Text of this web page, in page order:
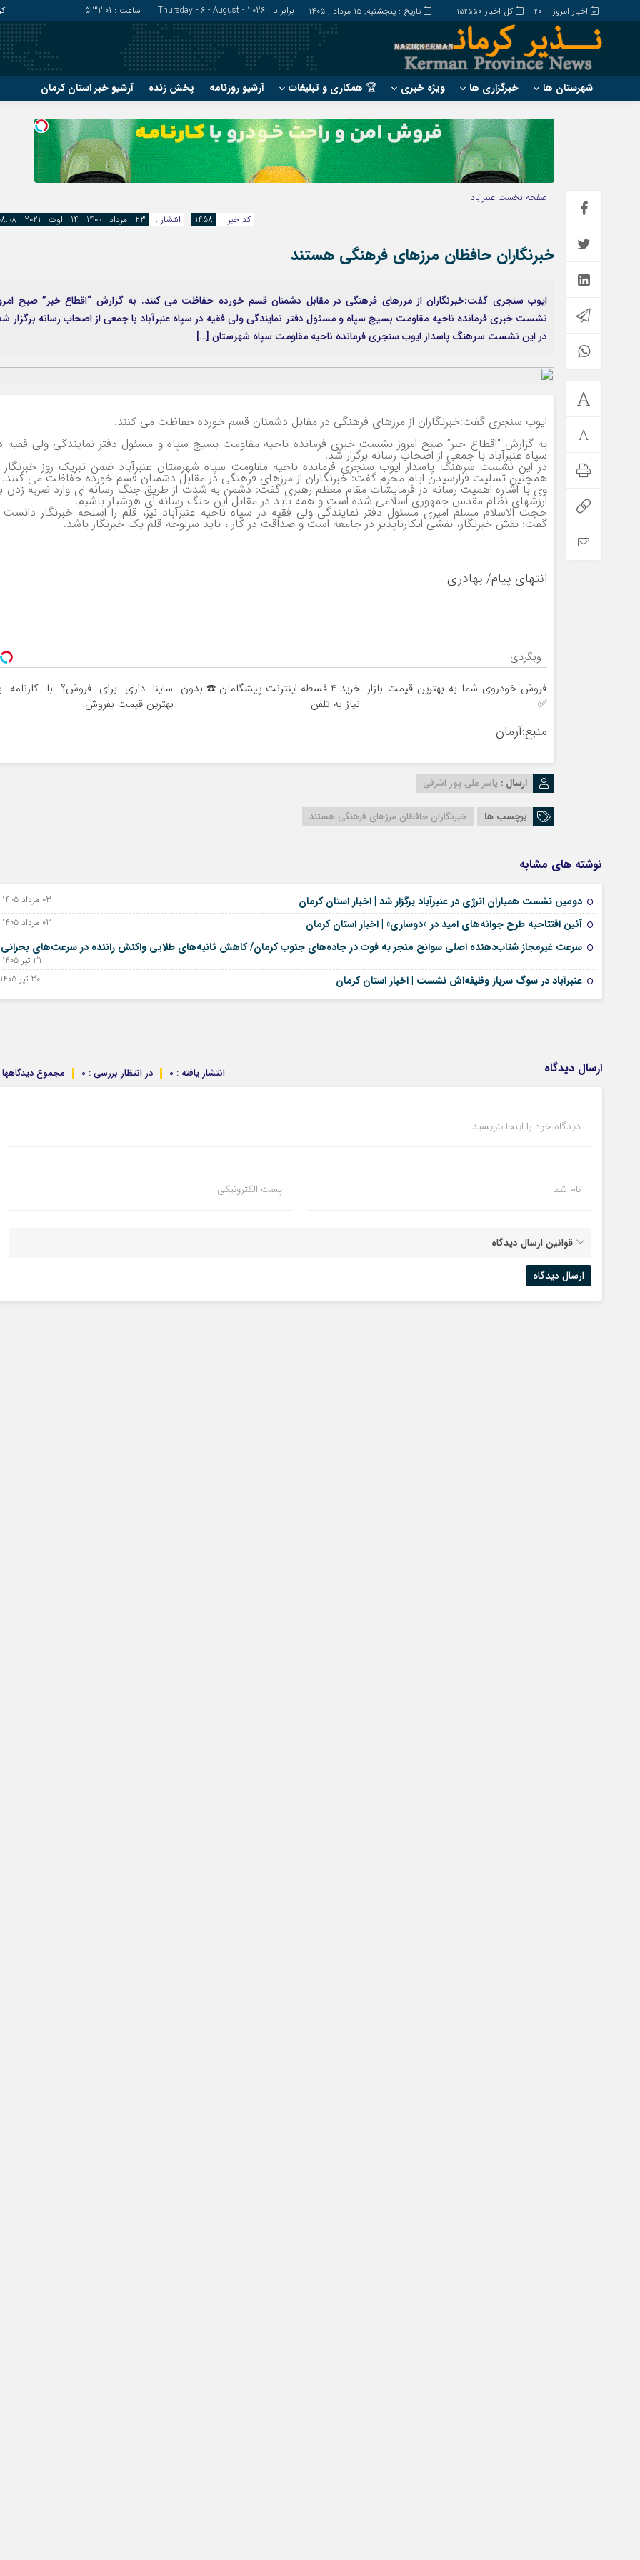
کل اخبار 152550 اخبار امروز : 20 تاریخ : پنجشنبه, ۱۵ مرداد , ۱۴۰۵ برابر با : Thursday - 6 - August - 2026 ساعت : 5:32:02
شهرستان ها خبرگزاری ها ویژه خبری 🏆 همکاری و تبلیغات آرشیو روزنامه پخش زنده آرشیو خبر استان کرمان
بردسیر
?
بم
جیرفت
رابر
?
رفسنجان
ریگان
زرند
?
شهربابک
عنبرآباد
فاریاب
صفحه نخست عنبرآباد
انتشار :
23 - مرداد - 1400 - 14 - اوت - 2021 - 08:08 کد خبر : 1458
خبرنگاران حافظان مرزهای فرهنگی هستند
ایوب سنجری گفت:خبرنگاران از مرزهای فرهنگی در مقابل دشمنان قسم خورده حفاظت می کنند. به گزارش “اقطاع خبر” صبح
نشست خبری فرمانده ناحیه مقاومت بسیج سپاه و مسئول دفتر نمایندگی ولی فقیه در سپاه عنبرآباد با جمعی از اصحاب رسانه برگزار
در این نشست سرهنگ پاسدار ایوب سنجری فرمانده ناحیه مقاومت سپاه شهرستان […]
ایوب سنجری گفت:خبرنگاران از مرزهای فرهنگی در مقابل دشمنان قسم خورده حفاظت می کنند.
به گزارش “اقطاع خبر” صبح امروز نشست خبری فرمانده ناحیه مقاومت بسیج سپاه و مسئول دفتر نمایندگی ولی فقیه
سپاه عنبرآباد با جمعی از اصحاب رسانه برگزار شد.
در این نشست سرهنگ پاسدار ایوب سنجری فرمانده ناحیه مقاومت سپاه شهرستان عنبرآباد ضمن تبریک روز
همچنین تسلیت فرارسیدن ایام محرم گفت: خبرنگاران از مرزهای فرهنگی در مقابل دشمنان قسم خورده حفاظت می کنند.
وی با اشاره اهمیت رسانه در فرمایشات مقام معظم رهبری گفت: دشمن به شدت از طریق جنگ رسانه ای وارد ضربه زدن
ارزشهای نظام مقدس جمهوری اسلامی شده است و همه باید در مقابل این جنگ رسانه ای هوشیار باشیم.
حجت الاسلام مسلم امیری مسئول دفتر نمایندگی ولی فقیه در سپاه ناحیه عنبرآباد نیز، قلم را اسلحه خبرنگار
گفت: نقش خبرنگار، نقشی انکارناپذیر در جامعه است و صداقت در کار ، باید سرلوحه قلم یک خبرنگار باشد.
انتهای پیام/ بهادری
وبگردی
فروش خودروی شما به بهترین قیمت بازار
✅
خرید 4 قسطه اینترنت پیشگامان ☎️ بدون
نیاز به تلفن
ساینا داری برای فروش؟ با کارنامه
بهترین قیمت بفروش!
منبع:آرمان
ارسال : یاسر علی پور اشرفی
برچسب ها خبرنگاران حافظان مرزهای فرهنگی هستند
نوشته های مشابه
دومین نشست همیاران انرژی در عنبرآباد برگزار شد | اخبار استان کرمان 03 مرداد 1405 - 25 ژوئیه 2026
آئین افتتاحیه طرح جوانه‌های امید در «دوساری» | اخبار استان کرمان 03 مرداد 1405 - 25 ژوئیه 2026
سرعت غیرمجاز شتاب‌دهنده اصلی سوانح منجر به فوت در جاده‌های جنوب کرمان/ کاهش ثانیه‌های طلایی واکنش راننده در سرعت‌های بحرانی
31 تیر 1405 - 22 ژوئیه 2026
عنبرآباد در سوگ سرباز وظیفه‌اش نشست | اخبار استان کرمان 30 تیر 1405 - 21 ژوئیه 2026
ارسال دیدگاه مجموع دیدگاهها در انتظار بررسی : 0 انتشار یافته : 0
دیدگاه خود را اینجا بنویسید
نام شما پست الکترونیکی
قوانین ارسال دیدگاه